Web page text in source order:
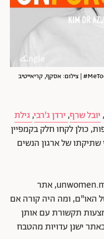
קים אור אזולאי בקמפיין MeTooUNlessURaJew# | צילום: אסקף, קריאייטיב
יובל שרף,ירדן ג'רבי,גילת
כולן לקחו חלק בקמפיין
שתיקתו של ארגון הנשים
קמפיין גדול נוסף שהושק הוא unwomen.me, אתר
האו"ם, ומה היה קורה אם
תקשורת עם אותן
ישנן עדויות מהטבח